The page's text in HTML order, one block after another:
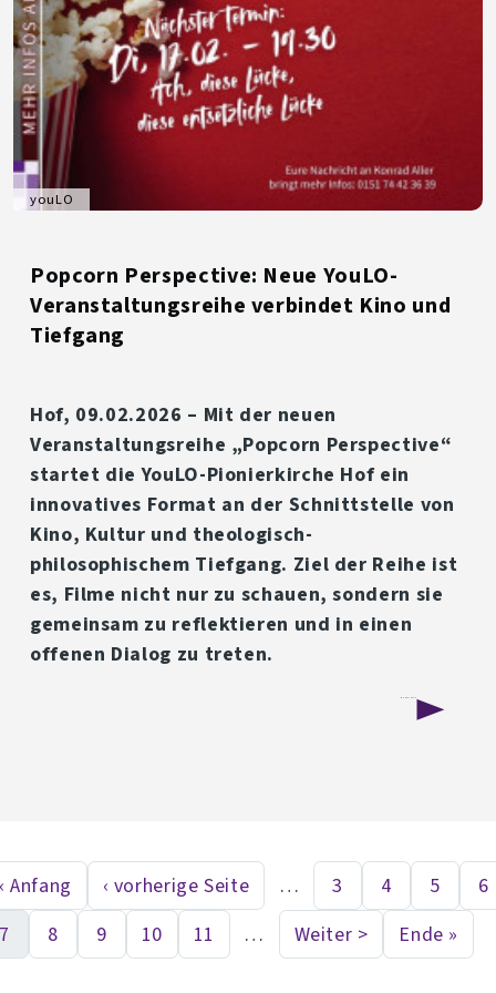
youLO
Popcorn Perspective: Neue YouLO-
Veranstaltungsreihe verbindet Kino und
Tiefgang
Hof, 09.02.2026 – Mit der neuen
Veranstaltungsreihe „Popcorn Perspective“
startet die YouLO-Pionierkirche Hof ein
innovatives Format an der Schnittstelle von
Kino, Kultur und theologisch-
philosophischem Tiefgang. Ziel der Reihe ist
es, Filme nicht nur zu schauen, sondern sie
gemeinsam zu reflektieren und in einen
offenen Dialog zu treten.
First page
Anfang Vorherige Seite
‹ vorherige Seite … Seite
3 Seite
4 Seite
5 6
Aktuelle Seite
7 Seite
8 Seite
9 Seite
10 Seite
11 … Nächste Seite
Weiter > Last
Ende »